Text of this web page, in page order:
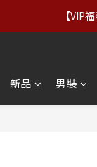
【服飾優惠】設計系
【VIP
【服飾優惠】設計系
新品 男裝